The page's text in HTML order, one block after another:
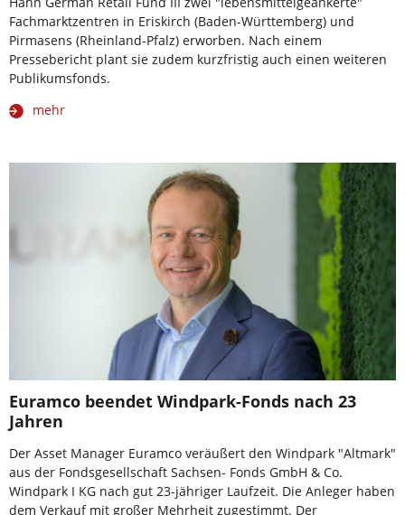
Fachmarktzentren in Eriskirch (Baden-Württemberg) und
Pirmasens (Rheinland-Pfalz) erworben. Nach einem
Pressebericht plant sie zudem kurzfristig auch einen weiteren
Publikumsfonds.
mehr
Euramco beendet Windpark-Fonds nach 23
Jahren
Der Asset Manager Euramco veräußert den Windpark "Altmark"
aus der Fondsgesellschaft Sachsen- Fonds GmbH & Co.
Windpark I KG nach gut 23-jähriger Laufzeit. Die Anleger haben
dem Verkauf mit großer Mehrheit zugestimmt. Der